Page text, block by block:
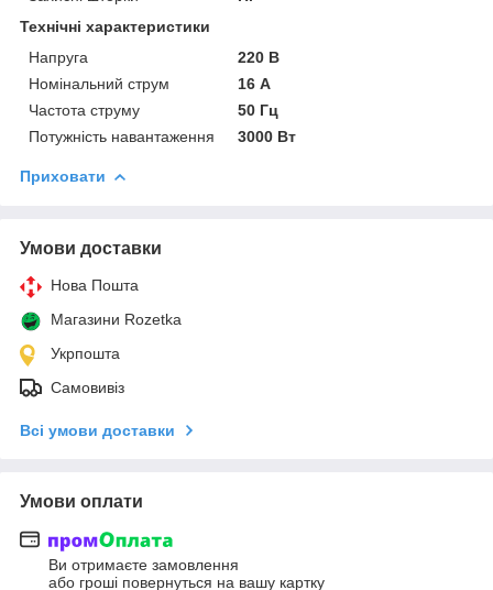
Технічні характеристики
Напруга
220 В
Номінальний струм
16 А
Частота струму
50 Гц
Потужність навантаження
3000 Вт
Приховати
Умови доставки
Нова Пошта
Магазини Rozetka
Укрпошта
Самовивіз
Всі умови доставки
Умови оплати
Ви отримаєте замовлення
або гроші повернуться на вашу картку